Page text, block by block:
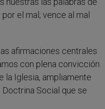
el mal; vence al mal
afirmaciones centrales
con plena convicción
la Iglesia, ampliamente
Social que se